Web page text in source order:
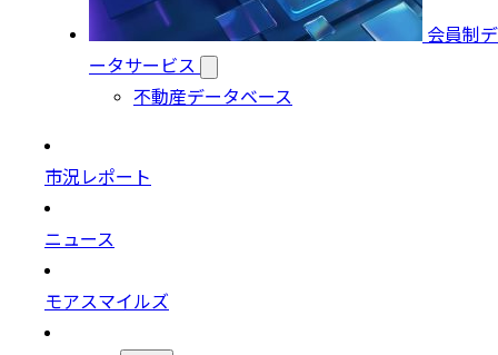
会員制デ
ータサービス
不動産データベース
市況レポート
ニュース
モアスマイルズ